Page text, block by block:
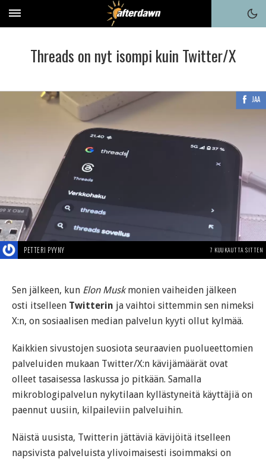
Threads on nyt isompi kuin Twitter/X
JAA
PETTERI PYYNY 7 KUUKAUTTA SITTEN
Sen jälkeen, kun Elon Muskmonien vaiheiden jälkeen
osti itselleen Twitterin ja vaihtoi sittemmin sen nimeksi
X:n, on sosiaalisen median palvelun kyyti ollut kylmää.
Kaikkien sivustojen suosiota seuraavien puolueettomien
palveluiden mukaan Twitter/X:n kävijämäärät ovat
olleet tasaisessa laskussa jo pitkään. Samalla
mikroblogipalvelun nykytilaan kyllästyneitä käyttäjiä on
paennut uusiin, kilpaileviin palveluihin.
Näistä uusista, Twitterin jättäviä kävijöitä itselleen
napsivista palveluista ylivoimaisesti isoimmaksi on